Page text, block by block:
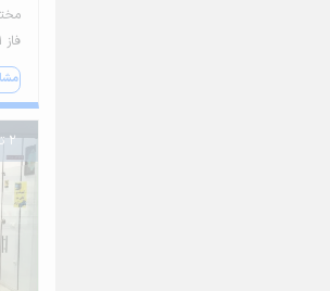
فاز ۱, صدرا-فارس
2 تصویر